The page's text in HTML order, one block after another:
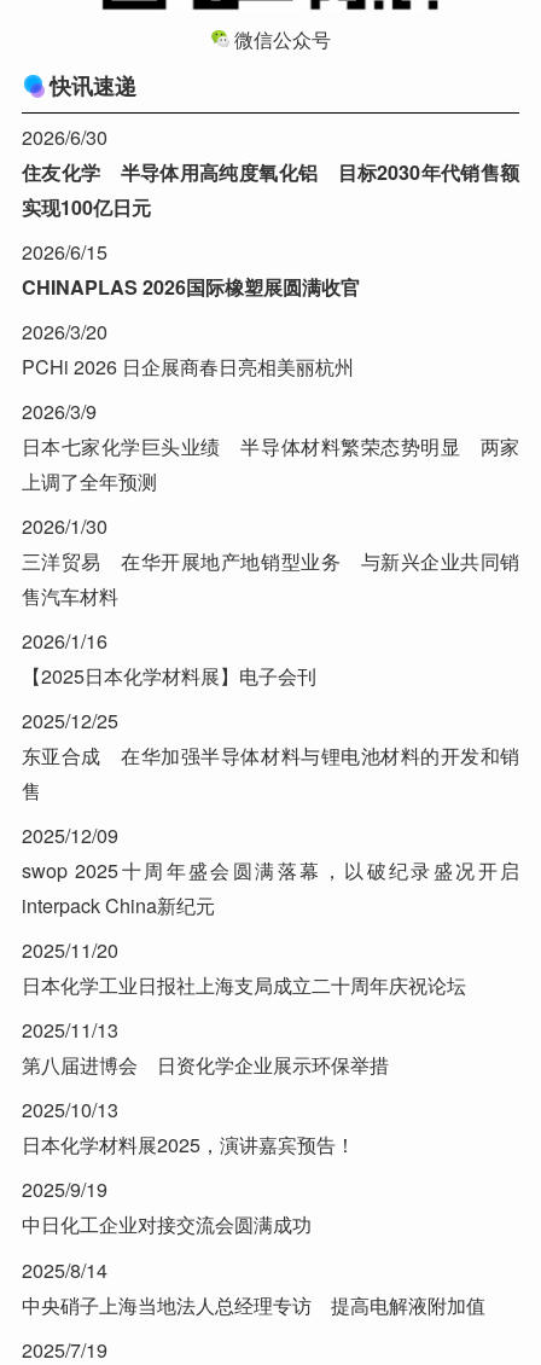
微信公众号
快讯速递
2026/6/30
住友化学 半导体用高纯度氧化铝 目标2030年代销售额
实现100亿日元
2026/6/15
CHINAPLAS 2026国际橡塑展圆满收官
2026/3/20
PCHi 2026 日企展商春日亮相美丽杭州
2026/3/9
日本七家化学巨头业绩 半导体材料繁荣态势明显 两家
上调了全年预测
2026/1/30
三洋贸易 在华开展地产地销型业务 与新兴企业共同销
售汽车材料
2026/1/16
【2025日本化学材料展】电子会刊
2025/12/25
东亚合成 在华加强半导体材料与锂电池材料的开发和销
售
2025/12/09
swop 2025十周年盛会圆满落幕，以破纪录盛况开启
interpack China新纪元
2025/11/20
日本化学工业日报社上海支局成立二十周年庆祝论坛
2025/11/13
第八届进博会 日资化学企业展示环保举措
2025/10/13
日本化学材料展2025，演讲嘉宾预告！
2025/9/19
中日化工企业对接交流会圆满成功
2025/8/14
中央硝子上海当地法人总经理专访 提高电解液附加值
2025/7/19